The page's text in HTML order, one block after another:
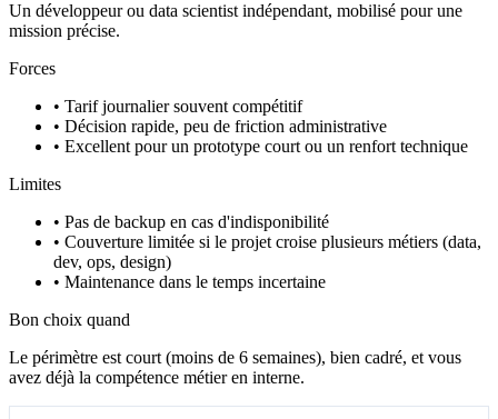
Un développeur ou data scientist indépendant, mobilisé pour une
mission précise.
Forces
• Tarif journalier souvent compétitif
• Décision rapide, peu de friction administrative
• Excellent pour un prototype court ou un renfort technique
Limites
• Pas de backup en cas d'indisponibilité
• Couverture limitée si le projet croise plusieurs métiers (data,
dev, ops, design)
• Maintenance dans le temps incertaine
Bon choix quand
Le périmètre est court (moins de 6 semaines), bien cadré, et vous
avez déjà la compétence métier en interne.